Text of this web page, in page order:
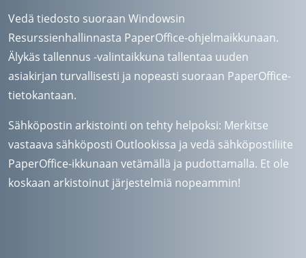
Vedä tiedosto suoraan Windowsin
Resurssienhallinnasta PaperOffice-ohjelmaikkunaan.
Älykäs tallennus -valintaikkuna tallentaa uuden
asiakirjan turvallisesti ja nopeasti suoraan PaperOffice-
tietokantaan.
Sähköpostin arkistointi on tehty helpoksi: Merkitse
vastaava sähköposti Outlookissa ja vedä sähköpostiliite
PaperOffice-ikkunaan vetämällä ja pudottamalla. Et ole
koskaan arkistoinut järjestelmiä nopeammin!